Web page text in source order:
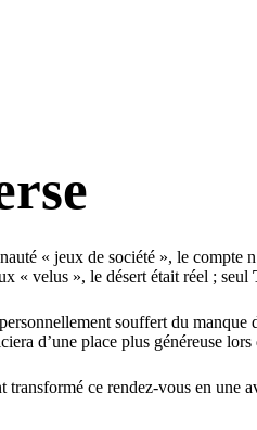
« jeux de société », le
« velus », le désert était réel ; seul
souffert du manque
d’une place plus généreuse
transformé ce rendez-vous en une